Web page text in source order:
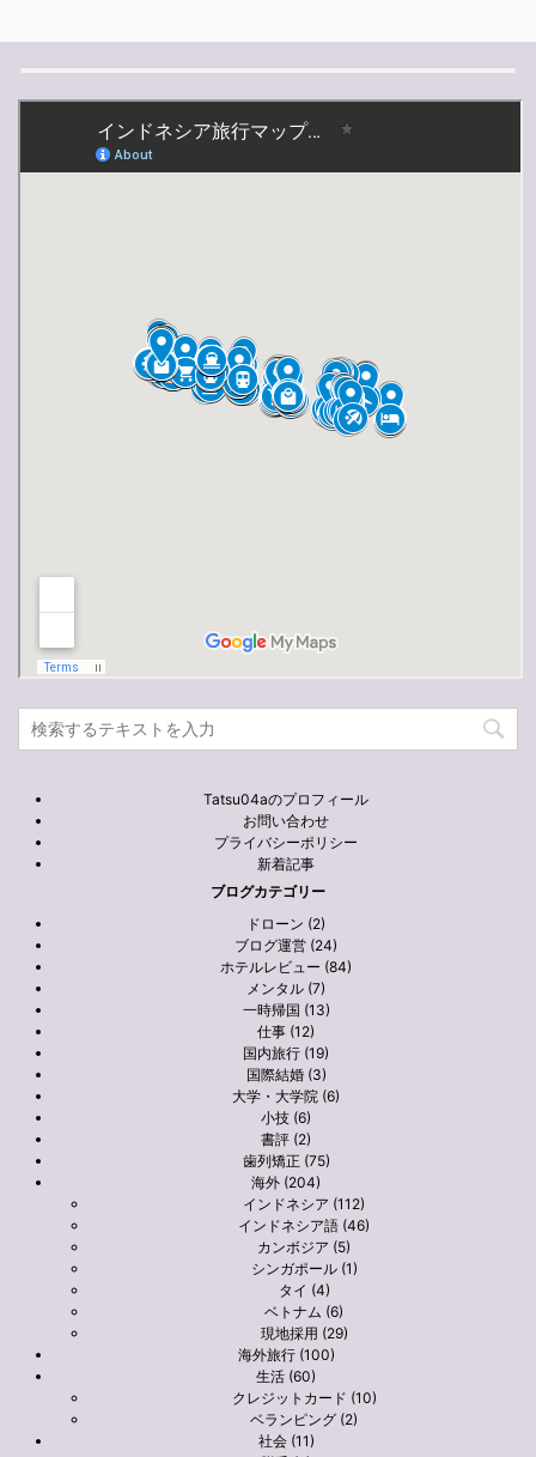
Tatsu04aのプロフィール
お問い合わせ
プライバシーポリシー
新着記事
ブログカテゴリー
ドローン (2)
ブログ運営 (24)
ホテルレビュー (84)
メンタル (7)
一時帰国 (13)
仕事 (12)
国内旅行 (19)
国際結婚 (3)
大学・大学院 (6)
小技 (6)
書評 (2)
歯列矯正 (75)
海外 (204)
インドネシア (112)
インドネシア語 (46)
カンボジア (5)
シンガポール (1)
タイ (4)
ベトナム (6)
現地採用 (29)
海外旅行 (100)
生活 (60)
クレジットカード (10)
ベランピング (2)
社会 (11)